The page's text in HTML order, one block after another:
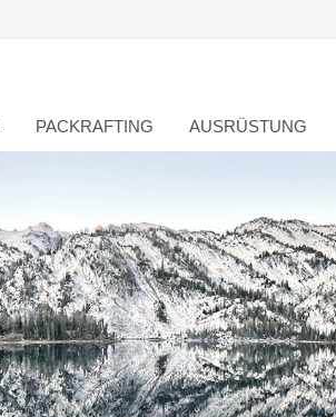
PACKRAFTING AUSRÜSTUNG